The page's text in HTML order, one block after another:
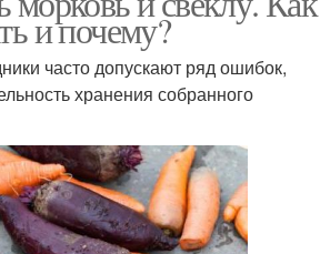
и почему?
часто допускают ряд ошибок,
хранения собранного